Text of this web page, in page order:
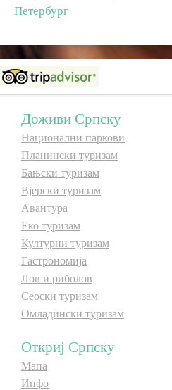
Петербург
Доживи Српску
Национални паркови
Планински туризам
Бањски туризам
Вјерски туризам
Авантура
Еко туризам
Културни туризам
Гастрономија
Лов и риболов
Сеоски туризам
Омладински туризам
Откриј Српску
Мапа
Инфо